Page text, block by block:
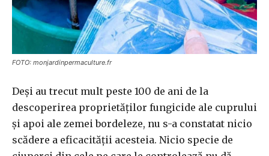
FOTO: monjardinpermaculture.fr
Deşi au trecut mult peste 100 de ani de la
descoperirea proprietăţilor fungicide ale cuprului
şi apoi ale zemei bordeleze, nu s-a constatat nicio
scădere a eficacităţii acesteia. Nicio specie de